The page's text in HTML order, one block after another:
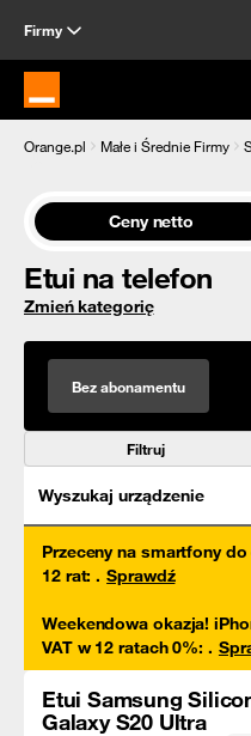
Firmy
Strona główna Orange.pl
Orange.pl Małe i Średnie Firmy
Ceny netto
Etui na telefon
Zmień kategorię
Bez abonamentu
Filtruj
Wyszukaj urządzenie
Przeceny na smartfony do
12 rat: . Sprawdź
Weekendowa okazja!
VAT w 12 ratach 0%: .
Etui Samsung
Galaxy S20 Ultra